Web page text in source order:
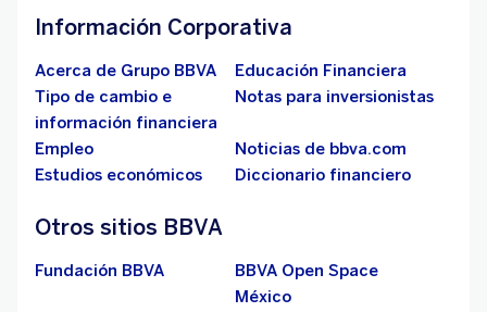
Información Corporativa
Acerca de Grupo BBVA
Educación Financiera
Tipo de cambio e
información financiera
Notas para inversionistas
Empleo
Noticias de bbva.com
Estudios económicos
Diccionario financiero
Otros sitios BBVA
Fundación BBVA
BBVA Open Space
México